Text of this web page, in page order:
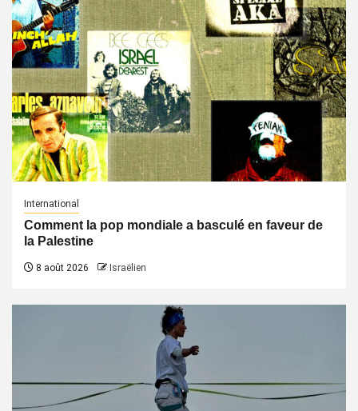
International
Comment la pop mondiale a basculé en faveur de
la Palestine
8 août 2026 Israëlien